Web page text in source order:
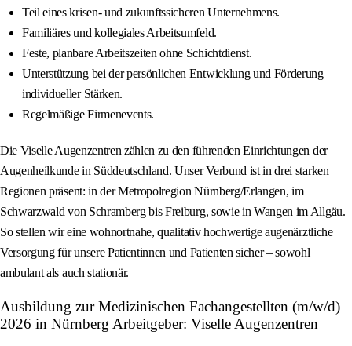
Teil eines krisen- und zukunftssicheren Unternehmens.
Familiäres und kollegiales Arbeitsumfeld.
Feste, planbare Arbeitszeiten ohne Schichtdienst.
Unterstützung bei der persönlichen Entwicklung und Förderung
individueller Stärken.
Regelmäßige Firmenevents.
Die Viselle Augenzentren zählen zu den führenden Einrichtungen der
Augenheilkunde in Süddeutschland. Unser Verbund ist in drei starken
Regionen präsent: in der Metropolregion Nürnberg/Erlangen, im
Schwarzwald von Schramberg bis Freiburg, sowie in Wangen im Allgäu.
So stellen wir eine wohnortnahe, qualitativ hochwertige augenärztliche
Versorgung für unsere Patientinnen und Patienten sicher – sowohl
ambulant als auch stationär.
Ausbildung zur Medizinischen Fachangestellten (m/w/d)
2026 in Nürnberg Arbeitgeber: Viselle Augenzentren